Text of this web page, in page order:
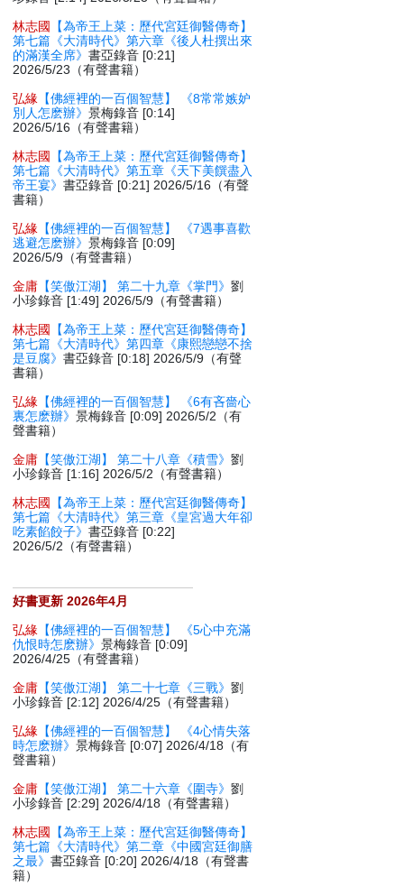
林志國
【為帝王上菜：歷代宮廷御醫傳奇】
第七篇《大清時代》第六章《後人杜撰出來
的滿漢全席》書亞錄音 [0:21]
2026/5/23（有聲書籍）
弘緣 【佛經裡的一百個智慧】 《8常常嫉妒
別人怎麽辦》景梅錄音 [0:14]
2026/5/16（有聲書籍）
林志國
【為帝王上菜：歷代宮廷御醫傳奇】
第七篇《大清時代》第五章《天下美饌盡入
帝王宴》書亞錄音 [0:21] 2026/5/16（有聲
書籍）
弘緣 【佛經裡的一百個智慧】 《7遇事喜歡
逃避怎麽辦》景梅錄音 [0:09]
2026/5/9（有聲書籍）
金庸 【笑傲江湖】 第二十九章《掌門》劉
小珍錄音 [1:49] 2026/5/9（有聲書籍）
林志國
【為帝王上菜：歷代宮廷御醫傳奇】
第七篇《大清時代》第四章《康熙戀戀不捨
是豆腐》書亞錄音 [0:18] 2026/5/9（有聲
書籍）
弘緣 【佛經裡的一百個智慧】 《6有吝嗇心
裏怎麽辦》景梅錄音 [0:09] 2026/5/2（有
聲書籍）
金庸 【笑傲江湖】 第二十八章《積雪》劉
小珍錄音 [1:16] 2026/5/2（有聲書籍）
林志國
【為帝王上菜：歷代宮廷御醫傳奇】
第七篇《大清時代》第三章《皇宮過大年卻
吃素餡餃子》書亞錄音 [0:22]
2026/5/2（有聲書籍）
好書更新 2026年4月
弘緣 【佛經裡的一百個智慧】 《5心中充滿
仇恨時怎麽辦》景梅錄音 [0:09]
2026/4/25（有聲書籍）
金庸 【笑傲江湖】 第二十七章《三戰》劉
小珍錄音 [2:12] 2026/4/25（有聲書籍）
弘緣 【佛經裡的一百個智慧】 《4心情失落
時怎麽辦》景梅錄音 [0:07] 2026/4/18（有
聲書籍）
金庸 【笑傲江湖】 第二十六章《圍寺》劉
小珍錄音 [2:29] 2026/4/18（有聲書籍）
林志國
【為帝王上菜：歷代宮廷御醫傳奇】
第七篇《大清時代》第二章《中國宮廷御膳
之最》書亞錄音 [0:20] 2026/4/18（有聲書
籍）